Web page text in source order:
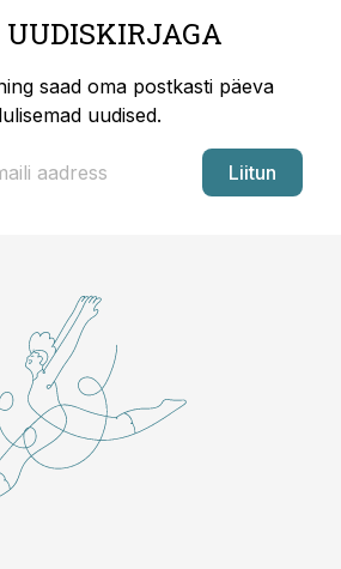
saad oma postkasti päeva
uudised.
Liitun